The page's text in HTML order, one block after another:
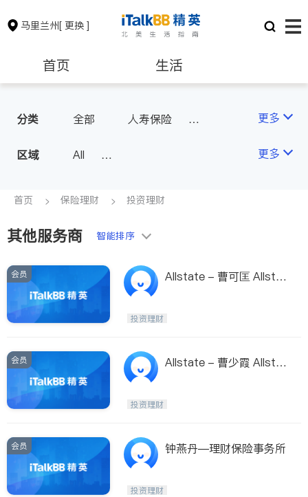
马里兰州[ 更换 ]
首页 生活
保险理财
银行贷款 会计师
建筑装修
非盈利组织
分类 全部
人寿保险
更多
区域
All
D.C.)
更多
首页 保险理财 投资理财
其他服务商 智能排序
会员
Allstate - 曹可匡 Allstat
投资理财
会员
Allstate - 曹少霞 Allstat
投资理财
会员 钟燕丹—理财保险事务所
投资理财